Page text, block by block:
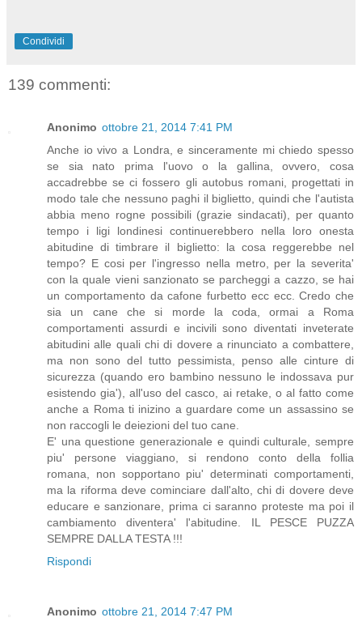
Condividi
139 commenti:
Anonimo ottobre 21, 2014 7:41 PM
Anche io vivo a Londra, e sinceramente mi chiedo spesso
se sia nato prima l'uovo o la gallina, ovvero, cosa
accadrebbe se ci fossero gli autobus romani, progettati in
modo tale che nessuno paghi il biglietto, quindi che l'autista
abbia meno rogne possibili (grazie sindacati), per quanto
tempo i ligi londinesi continuerebbero nella loro onesta
abitudine di timbrare il biglietto: la cosa reggerebbe nel
tempo? E cosi per l'ingresso nella metro, per la severita'
con la quale vieni sanzionato se parcheggi a cazzo, se hai
un comportamento da cafone furbetto ecc ecc. Credo che
sia un cane che si morde la coda, ormai a Roma
comportamenti assurdi e incivili sono diventati inveterate
abitudini alle quali chi di dovere a rinunciato a combattere,
ma non sono del tutto pessimista, penso alle cinture di
sicurezza (quando ero bambino nessuno le indossava pur
esistendo gia'), all'uso del casco, ai retake, o al fatto come
anche a Roma ti inizino a guardare come un assassino se
non raccogli le deiezioni del tuo cane.
E' una questione generazionale e quindi culturale, sempre
piu' persone viaggiano, si rendono conto della follia
romana, non sopportano piu' determinati comportamenti,
ma la riforma deve cominciare dall'alto, chi di dovere deve
educare e sanzionare, prima ci saranno proteste ma poi il
cambiamento diventera' l'abitudine. IL PESCE PUZZA
SEMPRE DALLA TESTA !!!
Rispondi
Anonimo ottobre 21, 2014 7:47 PM